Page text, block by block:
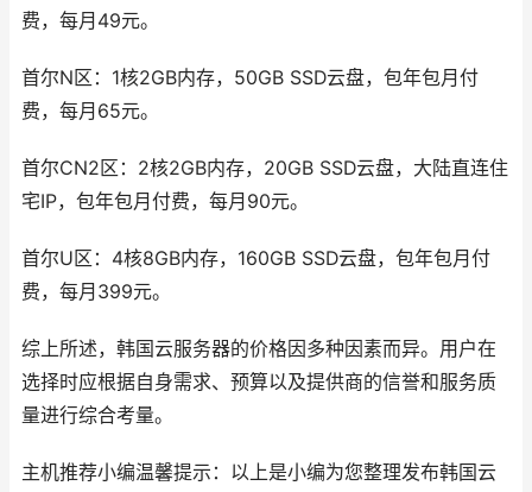
费，每月49元。
首尔N区：1核2GB内存，50GB SSD云盘，包年包月付
费，每月65元。
首尔CN2区：2核2GB内存，20GB SSD云盘，大陆直连住
宅IP，包年包月付费，每月90元。
首尔U区：4核8GB内存，160GB SSD云盘，包年包月付
费，每月399元。
综上所述，韩国云服务器的价格因多种因素而异。用户在
选择时应根据自身需求、预算以及提供商的信誉和服务质
量进行综合考量。
主机推荐小编温馨提示：以上是小编为您整理发布韩国云